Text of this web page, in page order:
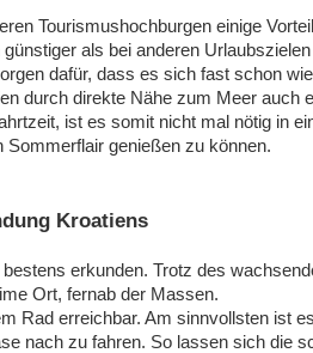
Tourismushochburgen einige
als bei anderen
dafür, dass es sich fast schon
durch direkte Nähe zum Meer auch
ist es somit nicht mal nötig in
genießen zu können.
Kroatiens
erkunden. Trotz des
Ort, fernab der Massen.
Rad erreichbar. Am sinnvollsten ist
nach zu fahren. So lassen sich die